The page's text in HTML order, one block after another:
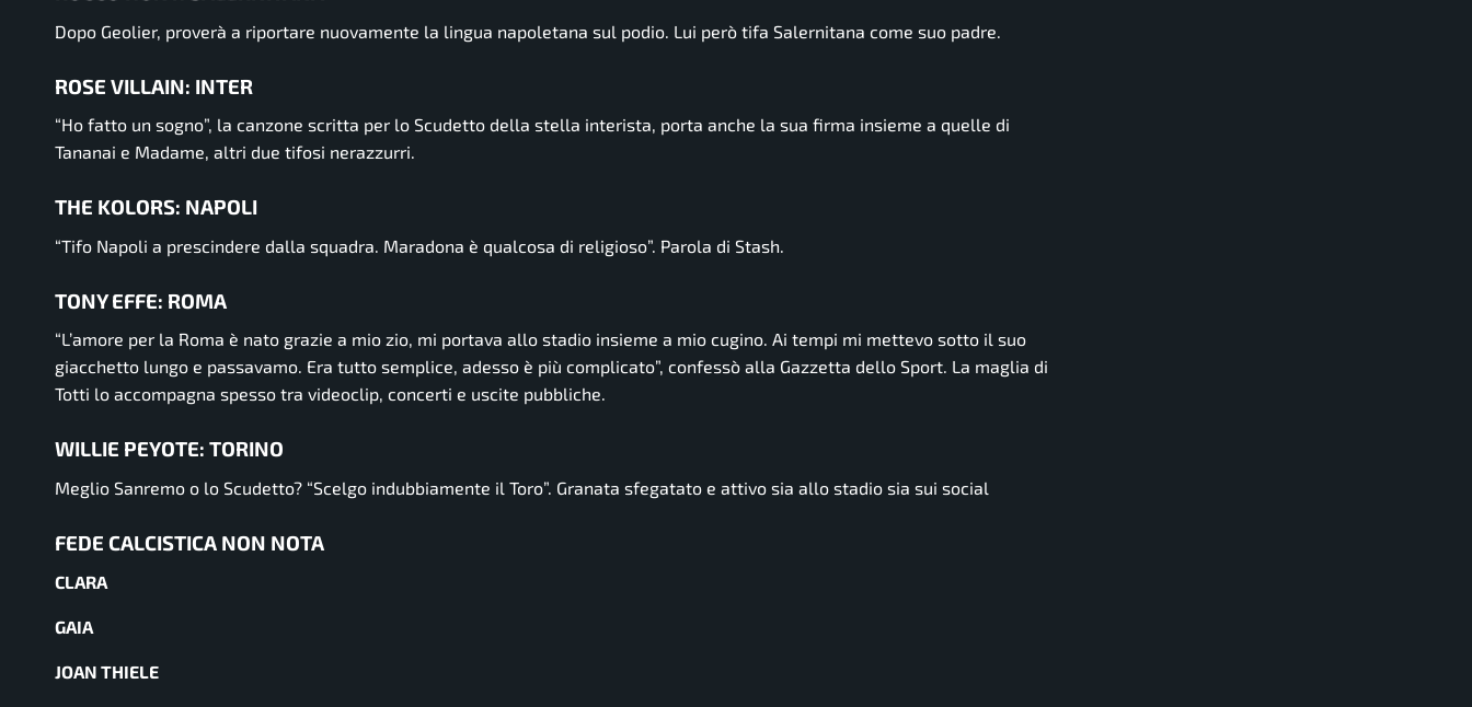
Dopo Geolier, proverà a riportare nuovamente la lingua napoletana sul podio. Lui però tifa Salernitana come suo padre.
ROSE VILLAIN: INTER
“Ho fatto un sogno”, la canzone scritta per lo Scudetto della stella interista, porta anche la sua firma insieme a quelle di
Tananai e Madame, altri due tifosi nerazzurri.
THE KOLORS: NAPOLI
“Tifo Napoli a prescindere dalla squadra. Maradona è qualcosa di religioso”. Parola di Stash.
TONY EFFE: ROMA
“L’amore per la Roma è nato grazie a mio zio, mi portava allo stadio insieme a mio cugino. Ai tempi mi mettevo sotto il suo
giacchetto lungo e passavamo. Era tutto semplice, adesso è più complicato”, confessò alla Gazzetta dello Sport. La maglia di
Totti lo accompagna spesso tra videoclip, concerti e uscite pubbliche.
WILLIE PEYOTE: TORINO
Meglio Sanremo o lo Scudetto? “Scelgo indubbiamente il Toro”. Granata sfegatato e attivo sia allo stadio sia sui social
FEDE CALCISTICA NON NOTA
CLARA
GAIA
JOAN THIELE